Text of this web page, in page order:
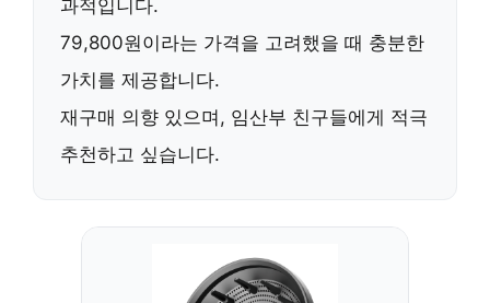
과적입니다.
79,800원이라는 가격을 고려했을 때 충분한
가치 를 제공합니다.
재구매 의향 있으며, 임산부 친구들에게 적극
추천하고 싶습니다.